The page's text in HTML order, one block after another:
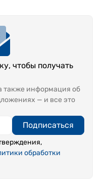
чтобы получать
также информация об
— и все это
Подписаться
обработки